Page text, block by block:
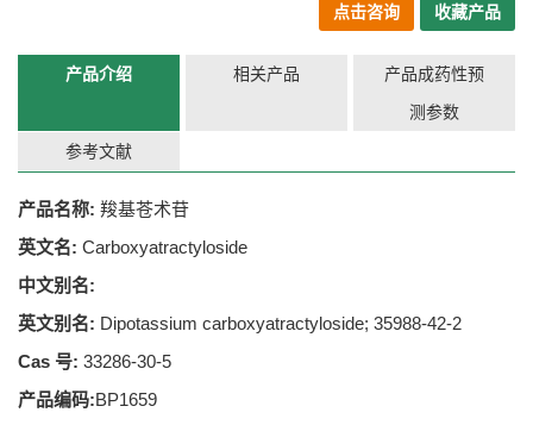
点击咨询 收藏产品
产品介绍 相关产品
产品成药性预
测参数
参考文献
产品名称: 羧基苍术苷
英文名: Carboxyatractyloside
中文别名:
英文别名: Dipotassium carboxyatractyloside; 35988-42-2
Cas 号: 33286-30-5
产品编码:BP1659